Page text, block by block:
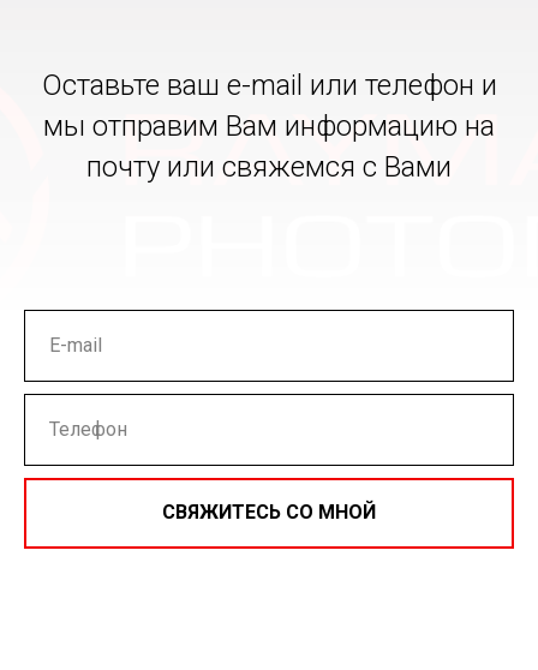
Оставьте ваш e-mail или телефон и
мы отправим Вам информацию на
почту или свяжемся с Вами
СВЯЖИТЕСЬ СО МНОЙ